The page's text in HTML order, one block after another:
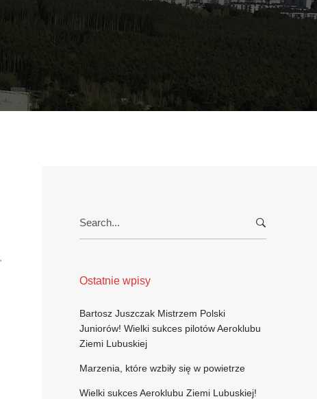
Ostatnie wpisy
Bartosz Juszczak Mistrzem Polski
Juniorów! Wielki sukces pilotów Aeroklubu
Ziemi Lubuskiej
Marzenia, które wzbiły się w powietrze
Wielki sukces Aeroklubu Ziemi Lubuskiej!